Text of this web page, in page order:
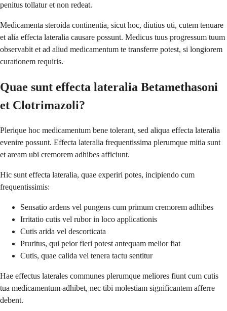
penitus tollatur et non redeat.
Medicamenta steroida continentia, sicut hoc, diutius uti, cutem tenuare
et alia effecta lateralia causare possunt. Medicus tuus progressum tuum
observabit et ad aliud medicamentum te transferre potest, si longiorem
curationem requiris.
Quae sunt effecta lateralia Betamethasoni
et Clotrimazoli?
Plerique hoc medicamentum bene tolerant, sed aliqua effecta lateralia
evenire possunt. Effecta lateralia frequentissima plerumque mitia sunt
et aream ubi cremorem adhibes afficiunt.
Hic sunt effecta lateralia, quae experiri potes, incipiendo cum
frequentissimis:
Sensatio ardens vel pungens cum primum cremorem adhibes
Irritatio cutis vel rubor in loco applicationis
Cutis arida vel descorticata
Pruritus, qui peior fieri potest antequam melior fiat
Cutis, quae calida vel tenera tactu sentitur
Hae effectus laterales communes plerumque meliores fiunt cum cutis
tua medicamentum adhibet, nec tibi molestiam significantem afferre
debent.